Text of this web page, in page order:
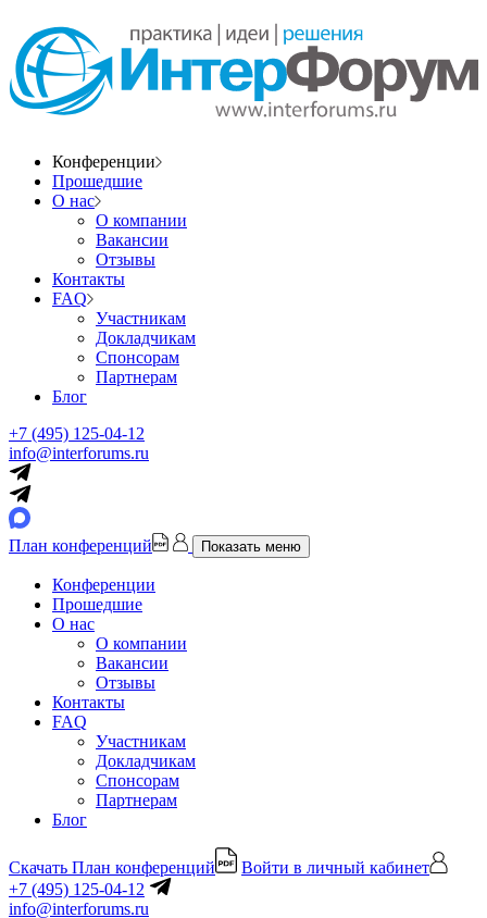
Конференции
Прошедшие
О нас
О компании
Вакансии
Отзывы
Контакты
FAQ
Участникам
Докладчикам
Спонсорам
Партнерам
Блог
+7 (495) 125-04-12
info@interforums.ru
План конференций Показать меню
Конференции
Прошедшие
О нас
О компании
Вакансии
Отзывы
Контакты
FAQ
Участникам
Докладчикам
Спонсорам
Партнерам
Блог
Скачать План конференций
Войти в личный кабинет
+7 (495) 125-04-12
info@interforums.ru